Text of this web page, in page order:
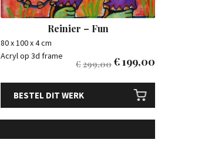
Reinier – Fun
80 x 100 x 4 cm
Acryl op 3d frame
€299,00€199,00
BESTEL DIT WERK